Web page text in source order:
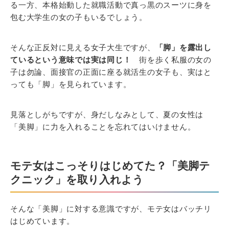
る一方、本格始動した就職活動で真っ黒のスーツに身を
包む大学生の女の子もいるでしょう。
そんな正反対に見える女子大生ですが、
「脚」を露出し
ているという意味では実は同じ！
街を歩く私服の女の
子は勿論、面接官の正面に座る就活生の女子も、実はと
っても「脚」を見られています。
見落としがちですが、身だしなみとして、夏の女性は
「美脚」に力を入れることを忘れてはいけません。
モテ女はこっそりはじめてた？「美脚テ
クニック」を取り入れよう
そんな「美脚」に対する意識ですが、モテ女はバッチリ
はじめています。